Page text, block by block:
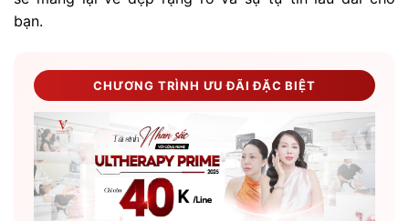
bạn.
CHƯƠNG TRÌNH ƯU ĐÃI ĐẶC BIỆT